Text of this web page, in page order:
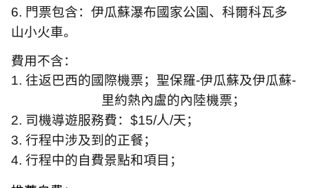
6. 門票包含：伊瓜蘇瀑布國家公園、科爾科瓦多
山小火車。
費用不含：
1. 往返巴西的國際機票；聖保羅-伊瓜蘇及伊瓜蘇-
里約熱內盧的內陸機票；
2. 司機導遊服務費： $15/人/天；
3. 行程中涉及到的正餐；
4. 行程中的自費景點和項目；